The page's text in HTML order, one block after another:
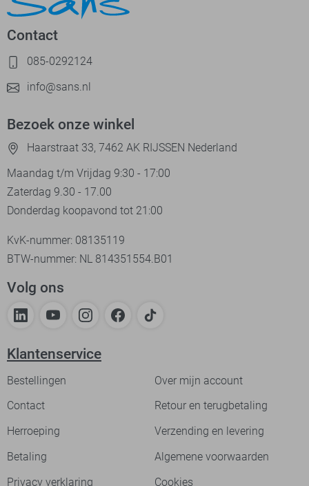
Contact
085-0292124
info@sans.nl
Bezoek onze winkel
Haarstraat 33, 7462 AK RIJSSEN Nederland
Maandag t/m Vrijdag 9:30 - 17:00
Zaterdag 9.30 - 17.00
Donderdag koopavond tot 21:00
KvK-nummer: 08135119
BTW-nummer: NL 814351554.B01
Volg ons
Klantenservice
Bestellingen
Over mijn account
Contact
Retour en terugbetaling
Herroeping
Verzending en levering
Betaling
Algemene voorwaarden
Privacy verklaring
Cookies